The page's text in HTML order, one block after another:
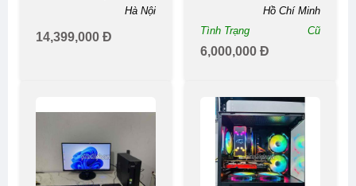
14400f RTX 3050 6GBHà Nội
14,399,000 Đ
HỌA,GAME/i7
GTX1050TI ...
Hồ Chí Minh
Tình Trạng
Cũ
6,000,000 Đ